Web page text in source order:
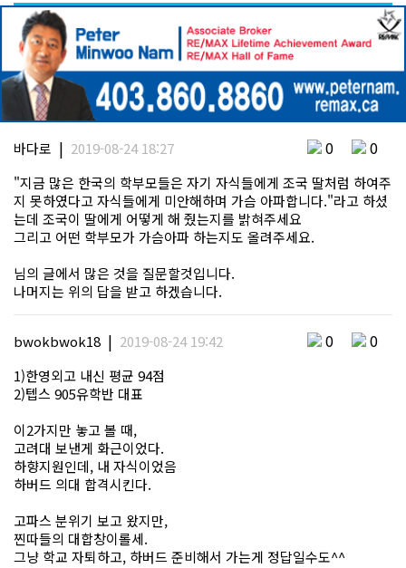
바다로 | 2019-08-24 18:27 0 0
"지금 많은 한국의 학부모들은 자기 자식들에게 조국 딸처럼 하여주
지 못하였다고 자식들에게 미안해하며 가슴 아파합니다."라고 하셨
는데 조국이 딸에게 어떻게 해 줬는지를 밝혀주세요
그리고 어떤 학부모가 가슴아파 하는지도 올려주세요.
님의 글에서 많은 것을 질문할것입니다.
나머지는 위의 답을 받고 하겠습니다.
bwokbwok18 | 2019-08-24 19:42 0 0
1)한영외고 내신 평균 94점
2)텝스 905유학반 대표
이2가지만 놓고 볼 때,
고려대 보낸게 화근이었다.
하향지원인데, 내 자식이었음
하버드 의대 합격시킨다.
고파스 분위기 보고 왔지만,
찐따들의 대합창이롤세.
그냥 학교 자퇴하고, 하버드 준비해서 가는게 정답일수도^^